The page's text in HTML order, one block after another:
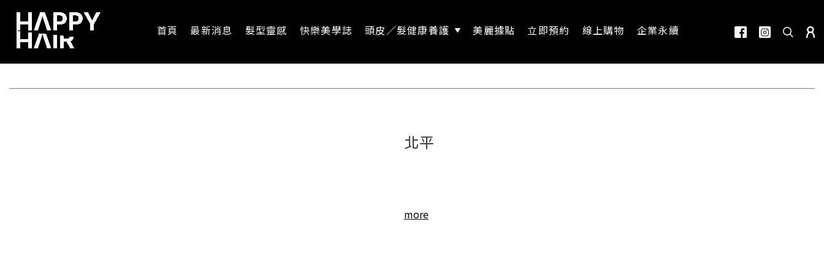
首頁 最新消息 髮型靈感 快樂美學誌 頭皮／髮健康養護 美麗據點 立即預約 線上購物 企業永續
北平
more